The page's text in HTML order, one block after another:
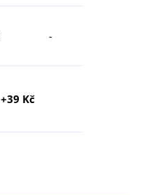
-
+39 Kč